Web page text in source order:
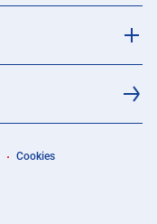
Cookies